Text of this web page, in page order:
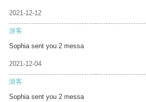
2021-12-12
游客
Sophia sent you 2 messa
2021-12-04
游客
Sophia sent you 2 messa